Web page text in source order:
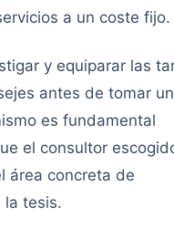
a un coste fijo.
y equiparar las
antes de tomar
es fundamental
el consultor
área concreta de
la tesis.